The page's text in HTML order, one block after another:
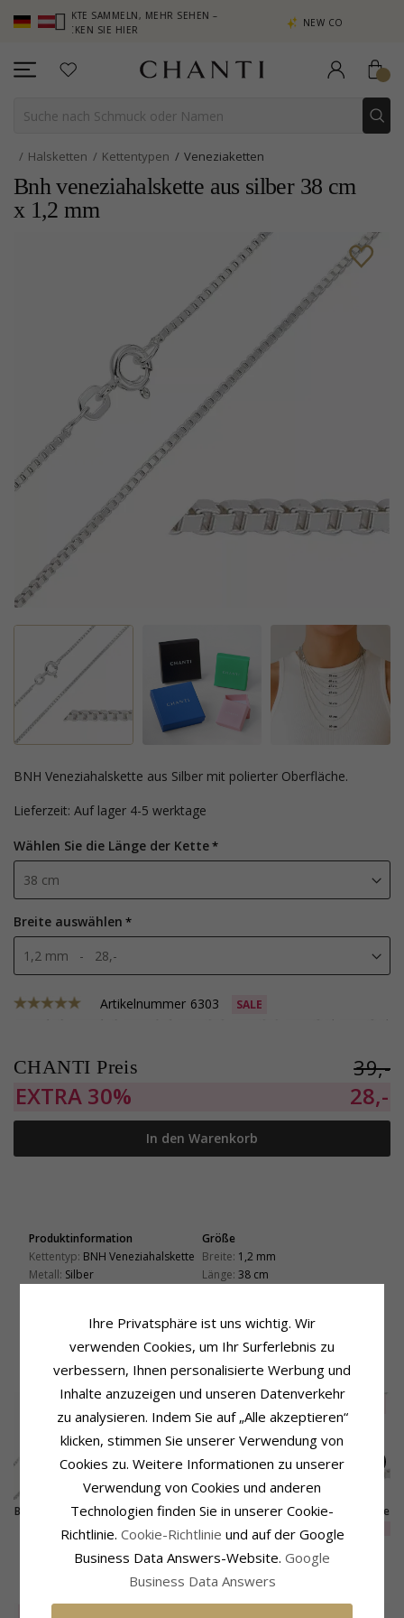
SAMMELN, MEHR SEHEN –
SIE HIER
NEW COLLECTION | AURA
Halsketten Kettentypen Veneziaketten
Bnh veneziahalskette aus silber 38 cm
x 1,2 mm
BNH Veneziahalskette aus Silber mit polierter Oberfläche.
Lieferzeit: Auf lager 4-5 werktage
Wählen Sie die Länge der Kette
Breite auswählen
Artikelnummer 6303 SALE
CHANTI Preis 39,-
EXTRA 30% 28,-
In den Warenkorb
Produktinformation
Kettentyp: BNH Veneziahalskette
Metall: Silber
Größe
Breite: 1,2 mm
Länge: 38 cm
Lieferzeit:4-5 Werktage
VERWANDTE PRODUKTE
Bnh veneziahalskette
mm
CHANTI Preis 43,-
Bnh veneziahalskette
mm
CHANTI Preis 137,-
SALE
Bnh veneziahalskette
mm
EXTRA
KUNDEN KAUFTEN AUCH
Ihre Privatsphäre ist uns wichtig. Wir
verwenden Cookies, um Ihr Surferlebnis zu
verbessern, Ihnen personalisierte Werbung und
Inhalte anzuzeigen und unseren Datenverkehr
zu analysieren. Indem Sie auf „Alle akzeptieren“
klicken, stimmen Sie unserer Verwendung von
Cookies zu. Weitere Informationen zu unserer
Verwendung von Cookies und anderen
Technologien finden Sie in unserer Cookie-
Richtlinie. Cookie-Richtlinie und auf der Google
Business Data Answers-Website. Google
Business Data Answers